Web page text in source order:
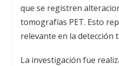
que se registren
tomografías PET. Esto
relevante en la detección
La investigación fue